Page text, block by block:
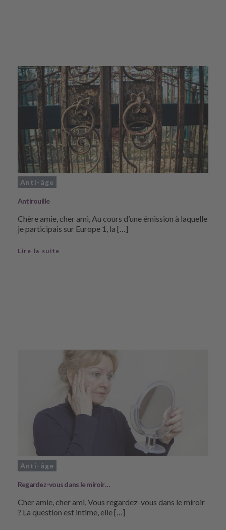
Anti-âge
Antirouille
Chère amie, cher ami, Au cours d’une émission à laquelle
je participais sur Europe 1, la […]
Lire la suite
Anti-âge
Regardez-vous dans le miroir…
Cher amie, cher ami, Vous regardez-vous dans le miroir
? La question est intime, elle […]